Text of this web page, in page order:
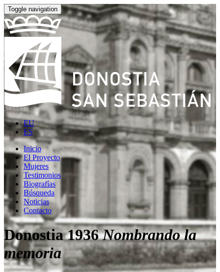
Toggle navigation
EU
ES
Inicio
El Proyecto
Mujeres
Testimonios
Biografías
Búsqueda
Noticias
Contacto
Donostia 1936Nombrando la
memoria